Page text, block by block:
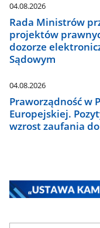
04.08.2026
Rada Ministrów
projektów
dozorze
Sądowym
04.08.2026
Praworządność w
Europejskiej.
wzrost zaufania